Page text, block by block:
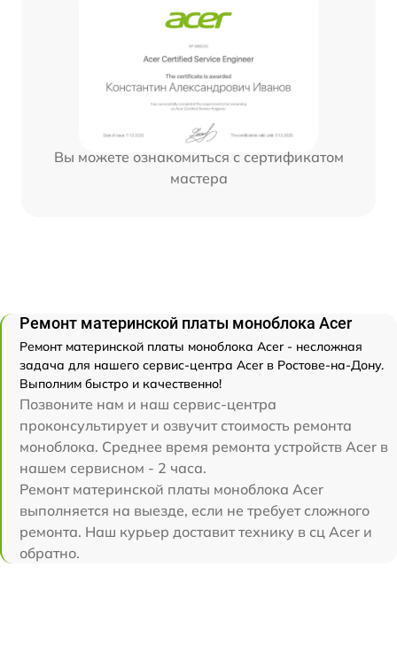
Вы можете ознакомиться с сертификатом
мастера
Ремонт материнской платы моноблока Acer
Ремонт материнской платы моноблока Acer - несложная
задача для нашего сервис-центра Acer в Ростове-на-Дону.
Выполним быстро и качественно!
Позвоните нам и наш сервис-центра
проконсультирует и озвучит стоимость ремонта
моноблока. Среднее время ремонта устройств Acer в
нашем сервисном - 2 часа.
Ремонт материнской платы моноблока Acer
выполняется на выезде, если не требует сложного
ремонта. Наш курьер доставит технику в сц Acer и
обратно.